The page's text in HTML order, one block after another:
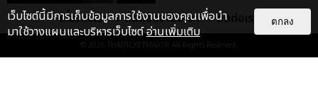
เกี่ยวกับเรา ติดต่อลงโฆษณา ติดต่อเรา
© 2026 THAITICKETMAJOR All Rights Reserved.
เว็บไซต์นี้มีการเก็บข้อมูลการใช้งานของคุณเพื่อนำ
มาใช้วางแผนและบริหารเว็บไซต์อ่านเพิ่มเติม
ตกลง